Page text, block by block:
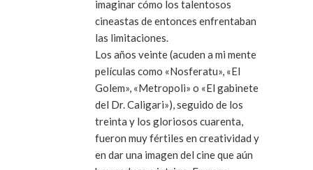
imaginar cómo los talentosos
cineastas de entonces enfrentaban
las limitaciones.
Los años veinte (acuden a mi mente
películas como «Nosferatu», «El
Golem», «Metropoli» o «El gabinete
del Dr. Caligari»), seguido de los
treinta y los gloriosos cuarenta,
fueron muy fértiles en creatividad y
en dar una imagen del cine que aún